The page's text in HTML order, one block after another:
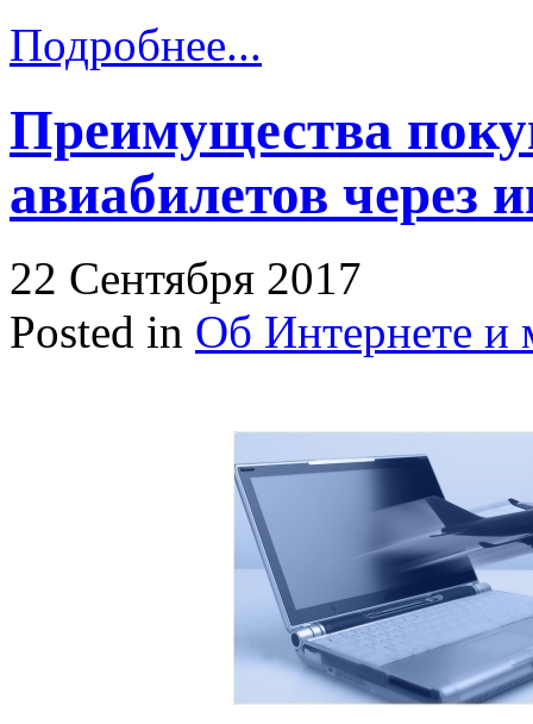
Подробнее...
Преимущества
авиабилетов через
22 Сентября 2017
Posted in Об Интернете и